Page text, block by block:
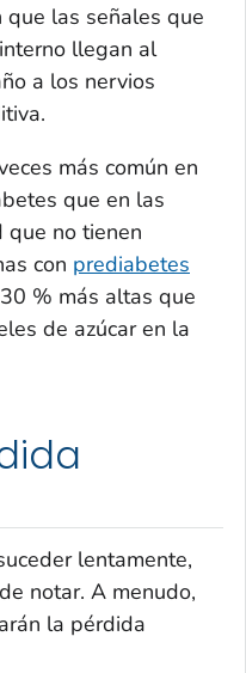
las señales que
llegan al
a los nervios
más común en
que en las
que no tienen
con prediabetes
% más altas que
de azúcar en la
lentamente,
notar. A menudo,
la pérdida